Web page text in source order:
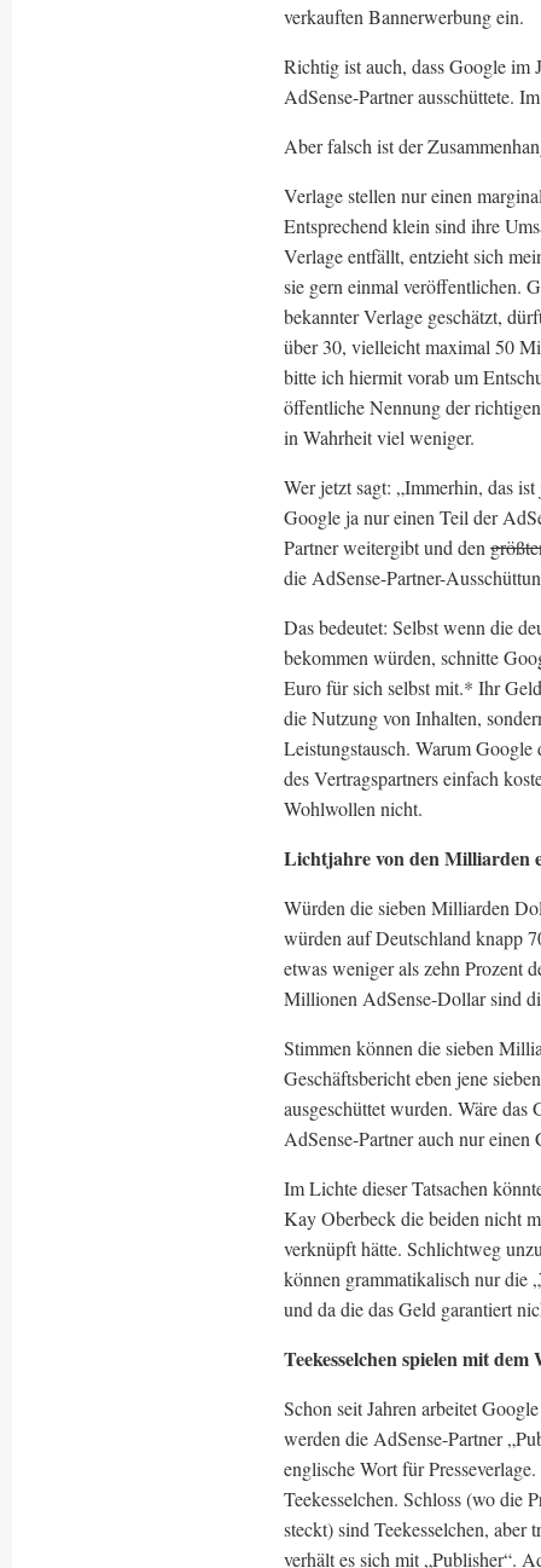
verkauften Bannerwerbung ein.
Richtig ist auch, dass Google
AdSense-Partner ausschüttete.
Aber falsch ist der
Verlage stellen nur einen
Entsprechend klein sind ihre
Verlage entfällt, entzieht sich
sie gern einmal veröffentlichen.
bekannter Verlage geschätzt,
über 30, vielleicht maximal 50
bitte ich hiermit vorab um
öffentliche Nennung der
in Wahrheit viel weniger.
Wer jetzt sagt: „Immerhin, das
Google ja nur einen Teil der
Partner weitergibt und den
die AdSense-Partner-
Das bedeutet: Selbst wenn die
bekommen würden, schnitte
Euro für sich selbst mit.* Ihr
die Nutzung von Inhalten,
Leistungstausch. Warum Google
des Vertragspartners einfach
Wohlwollen nicht.
Lichtjahre von den Milliarden
Würden die sieben Milliarden
würden auf Deutschland knapp
etwas weniger als zehn Prozent
Millionen AdSense-Dollar sind
Stimmen können die sieben
Geschäftsbericht eben jene
ausgeschüttet wurden. Wäre das
AdSense-Partner auch nur
Im Lichte dieser Tatsachen
Kay Oberbeck die beiden nicht
verknüpft hätte. Schlichtweg
können grammatikalisch nur die
und da die das Geld garantiert
Teekesselchen spielen mit
Schon seit Jahren arbeitet
werden die AdSense-Partner
englische Wort für
Teekesselchen. Schloss (wo die
steckt) sind Teekesselchen, aber
verhält es sich mit „Publisher“.